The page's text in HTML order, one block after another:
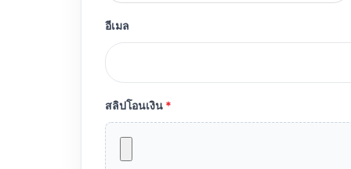
อีเมล
สลิปโอนเงิน *